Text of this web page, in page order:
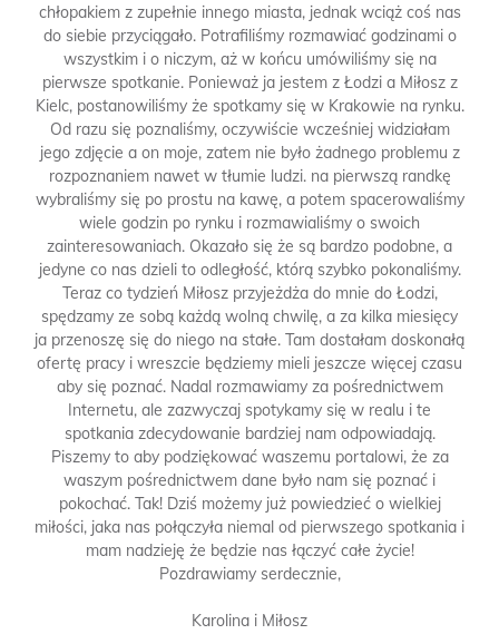
chłopakiem z zupełnie innego miasta, jednak wciąż coś nas
do siebie przyciągało. Potrafiliśmy rozmawiać godzinami o
wszystkim i o niczym, aż w końcu umówiliśmy się na
pierwsze spotkanie. Ponieważ ja jestem z Łodzi a Miłosz z
Kielc, postanowiliśmy że spotkamy się w Krakowie na rynku.
Od razu się poznaliśmy, oczywiście wcześniej widziałam
jego zdjęcie a on moje, zatem nie było żadnego problemu z
rozpoznaniem nawet w tłumie ludzi. na pierwszą randkę
wybraliśmy się po prostu na kawę, a potem spacerowaliśmy
wiele godzin po rynku i rozmawialiśmy o swoich
zainteresowaniach. Okazało się że są bardzo podobne, a
jedyne co nas dzieli to odległość, którą szybko pokonaliśmy.
Teraz co tydzień Miłosz przyjeżdża do mnie do Łodzi,
spędzamy ze sobą każdą wolną chwilę, a za kilka miesięcy
ja przenoszę się do niego na stałe. Tam dostałam doskonałą
ofertę pracy i wreszcie będziemy mieli jeszcze więcej czasu
aby się poznać. Nadal rozmawiamy za pośrednictwem
Internetu, ale zazwyczaj spotykamy się w realu i te
spotkania zdecydowanie bardziej nam odpowiadają.
Piszemy to aby podziękować waszemu portalowi, że za
waszym pośrednictwem dane było nam się poznać i
pokochać. Tak! Dziś możemy już powiedzieć o wielkiej
miłości, jaka nas połączyła niemal od pierwszego spotkania i
mam nadzieję że będzie nas łączyć całe życie!
Pozdrawiamy serdecznie,
Karolina i Miłosz